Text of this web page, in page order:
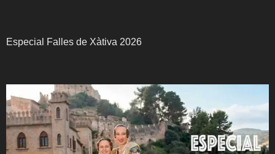
Especial Falles de Xàtiva 2026